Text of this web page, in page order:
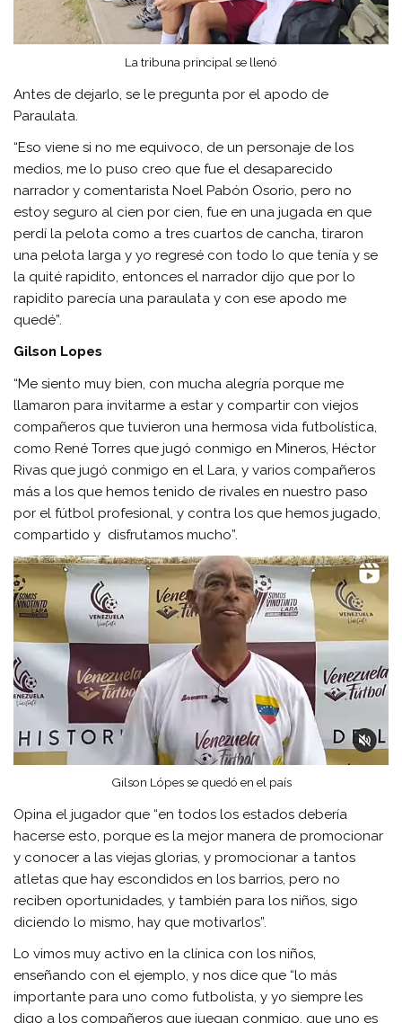
La tribuna principal se llenó
Antes de dejarlo, se le pregunta por el apodo de
Paraulata.
“Eso viene si no me equivoco, de un personaje de los
medios, me lo puso creo que fue el desaparecido
narrador y comentarista Noel Pabón Osorio, pero no
estoy seguro al cien por cien, fue en una jugada en que
perdí la pelota como a tres cuartos de cancha, tiraron
una pelota larga y yo regresé con todo lo que tenía y se
la quité rapidito, entonces el narrador dijo que por lo
rapidito parecía una paraulata y con ese apodo me
quedé”.
Gilson Lopes
“Me siento muy bien, con mucha alegría porque me
llamaron para invitarme a estar y compartir con viejos
compañeros que tuvieron una hermosa vida futbolística,
como René Torres que jugó conmigo en Mineros, Héctor
Rivas que jugó conmigo en el Lara, y varios compañeros
más a los que hemos tenido de rivales en nuestro paso
por el fútbol profesional, y contra los que hemos jugado,
compartido y disfrutamos mucho”.
Gilson Lópes se quedó en el país
Opina el jugador que “en todos los estados debería
hacerse esto, porque es la mejor manera de promocionar
y conocer a las viejas glorias, y promocionar a tantos
atletas que hay escondidos en los barrios, pero no
reciben oportunidades, y también para los niños, sigo
diciendo lo mismo, hay que motivarlos”.
Lo vimos muy activo en la clínica con los niños,
enseñando con el ejemplo, y nos dice que “lo más
importante para uno como futbolista, y yo siempre les
digo a los compañeros que juegan conmigo, que uno es